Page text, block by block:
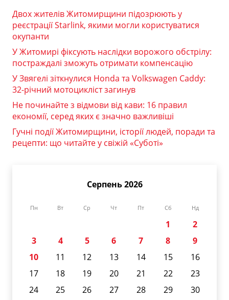
Двох жителів Житомирщини підозрюють у
реєстрації Starlink, якими могли користуватися
окупанти
У Житомирі фіксують наслідки ворожого обстрілу:
постраждалі зможуть отримати компенсацію
У Звягелі зіткнулися Honda та Volkswagen Caddy:
32-річний мотоцикліст загинув
Не починайте з відмови від кави: 16 правил
економії, серед яких є значно важливіші
Гучні події Житомирщини, історії людей, поради та
рецепти: що читайте у свіжій «Суботі»
Серпень 2026
Пн Вт Ср Чт Пт Сб Нд
1
2
3
4 5 6 7 8
9
10
11 12 13 14 15
16
17
18 19 20 21 22
23
24
25 26 27 28 29
30